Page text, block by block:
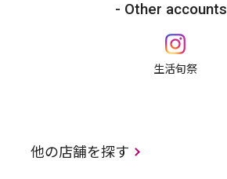
Other accounts
生活旬祭
他の店舗を探す